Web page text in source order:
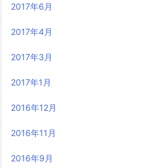
2017年6月
2017年4月
2017年3月
2017年1月
2016年12月
2016年11月
2016年9月